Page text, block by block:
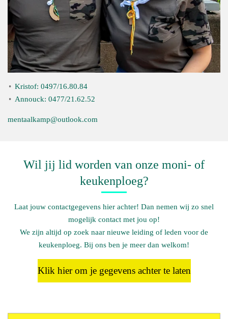
Kristof: 0497/16.80.84
Annouck: 0477/21.62.52
mentaalkamp@outlook.com
Wil jij lid worden van onze moni- of
keukenploeg?
Laat jouw contactgegevens hier achter! Dan nemen wij zo snel
mogelijk contact met jou op!
We zijn altijd op zoek naar nieuwe leiding of leden voor de
keukenploeg. Bij ons ben je meer dan welkom!
Klik hier om je gegevens achter te laten